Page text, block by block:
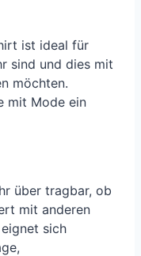
ist ideal für
sind und dies mit
möchten.
mit Mode ein
über tragbar, ob
mit anderen
sich